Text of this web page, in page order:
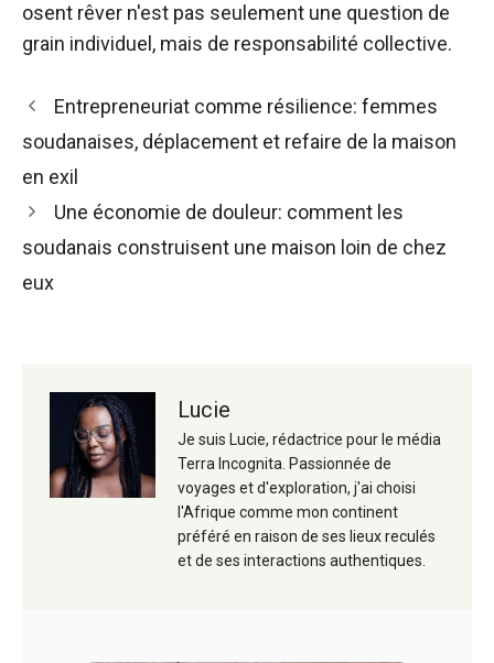
osent rêver n'est pas seulement une question de
grain individuel, mais de responsabilité collective.
Navigation
des
Entrepreneuriat comme résilience: femmes
soudanaises, déplacement et refaire de la maison
en exil
Une économie de douleur: comment les
soudanais construisent une maison loin de chez
eux
Lucie
Je suis Lucie, rédactrice pour le média
Terra Incognita. Passionnée de
voyages et d'exploration, j'ai choisi
l'Afrique comme mon continent
préféré en raison de ses lieux reculés
et de ses interactions authentiques.